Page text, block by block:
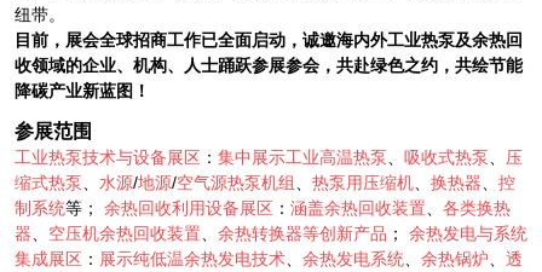
纽带。
目前，展会全球招商工作已全面启动，诚邀海内外工业热泵及余热回
收领域的企业、机构、人士踊跃参展参会，共赴绿色之约，共绘节能
降碳产业新蓝图！
参展范围
工业热泵技术与设备展区 ： 集中展示工业高温热泵 吸收式热泵
压
缩式热泵
水源/地源/空气源热泵机组 热泵用压缩机 换热器
控
制系统等； 余热回收利用设备展区 ： 涵盖余热回收装置
各类换热
器
空压机余热回收装置 余热转换器等创新产品 ； 余热发电与系统
集成展区 ： 展示纯低温余热发电技术 余热发电系统 余热锅炉
透